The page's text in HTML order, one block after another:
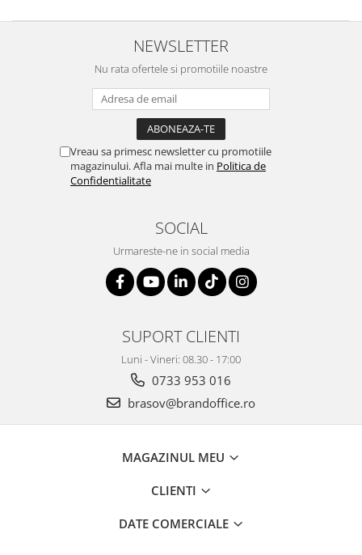
NEWSLETTER
Nu rata ofertele si promotiile noastre
Vreau sa primesc newsletter cu promotiile
magazinului. Afla mai multe in Politica de
Confidentialitate
SOCIAL
Urmareste-ne in social media
SUPORT CLIENTI
Luni - Vineri: 08.30 - 17:00
0733 953 016
brasov@brandoffice.ro
MAGAZINUL MEU
CLIENTI
DATE COMERCIALE